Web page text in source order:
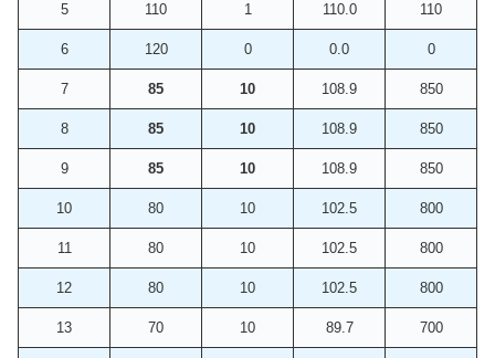
5 110 1 110.0 110
6 120 0 0.0 0
7 85 10 108.9 850
8 85 10 108.9 850
9 85 10 108.9 850
10 80 10 102.5 800
11 80 10 102.5 800
12 80 10 102.5 800
13 70 10 89.7 700